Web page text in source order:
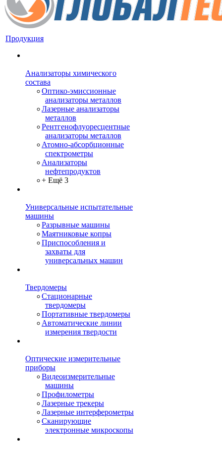
Продукция
Анализаторы химического
состава
Оптико-эмиссионные
анализаторы металлов
Лазерные анализаторы
металлов
Рентгенофлуоресцентные
анализаторы металлов
Атомно-абсорбционные
спектрометры
Анализаторы
нефтепродуктов
+ Ещё 3
Универсальные испытательные
машины
Разрывные машины
Маятниковые копры
Приспособления и
захваты для
универсальных машин
Твердомеры
Стационарные
твердомеры
Портативные твердомеры
Автоматические линии
измерения твердости
Оптические измерительные
приборы
Видеоизмерительные
машины
Профилометры
Лазерные трекеры
Лазерные интерферометры
Сканирующие
электронные микроскопы